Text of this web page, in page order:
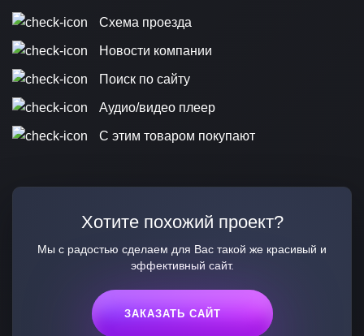
Схема проезда
Новости компании
Поиск по сайту
Аудио/видео плеер
С этим товаром покупают
Хотите похожий проект?
Мы с радостью сделаем для Вас такой же красивый и
эффективный сайт.
ЗАКАЗАТЬ САЙТ